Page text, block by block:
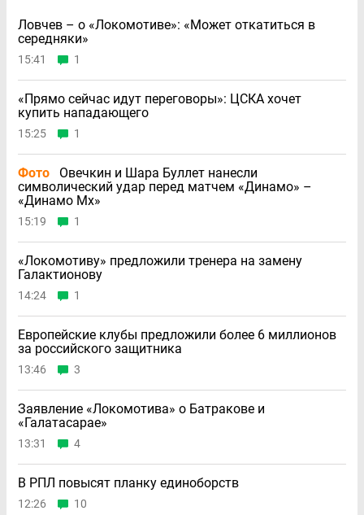
Ловчев – о «Локомотиве»: «Может откатиться в
середняки»
15:41 1
«Прямо сейчас идут переговоры»: ЦСКА хочет
купить нападающего
15:25 1
Фото
Овечкин и Шара Буллет нанесли
символический удар перед матчем «Динамо» –
«Динамо Мх»
15:19 1
«Локомотиву» предложили тренера на замену
Галактионову
14:24 1
Европейские клубы предложили более 6 миллионов
за российского защитника
13:46 3
Заявление «Локомотива» о Батракове и
«Галатасарае»
13:31 4
В РПЛ повысят планку единоборств
12:26 10